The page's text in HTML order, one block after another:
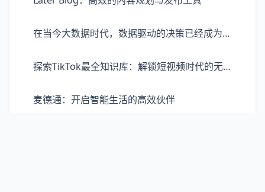
在当今大数据时代，数据驱动的决策已经成为企业发展、营销策略制定的重要依据。巨量算数，作为一款强大的数据处理和分析工具，凭借其先进的技术能力，为用户提供了从数据收集、处理到分析、报告的一站式服务体验。巨量算数不仅能够帮助商家、机构等快速理解市场趋势，还能深入洞察消费者行为，为决策提供精准的数据支持。它通过高效的数据处理技术，支持多源数据的整合，使得庞大的数据量在短时间内即可转化为有价值的见解。
探索TikTok最全知识库：解锁短视频时代的无限可能
麦德通：开启智能生活的高效伙伴